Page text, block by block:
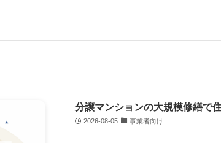
分譲マンションの大規模修繕で
2026-08-05 事業者向け